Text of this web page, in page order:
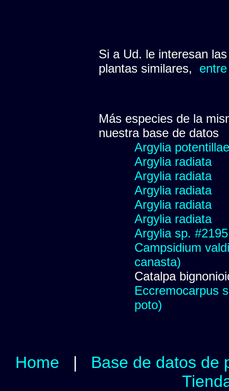
Si a Ud. le interesan
plantas similares,
Más especies de la
nuestra base de datos
Argylia
Argylia radiata
Argylia radiata
Argylia radiata
Argylia radiata
Argylia radiata
Argylia sp. #2195
Campsidium
canasta)
Catalpa
Eccremocarpus
poto)
Home | Base de datos de